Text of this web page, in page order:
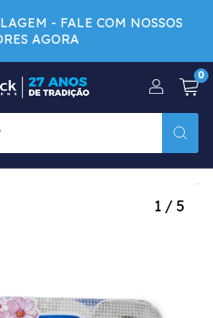
- FALE COM NOSSOS
AGORA
0
1 / 5